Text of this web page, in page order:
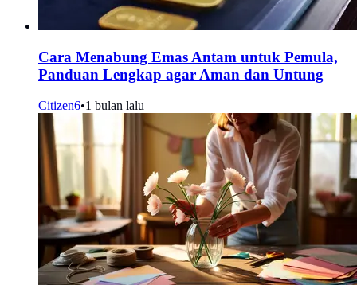
Cara Menabung Emas Antam untuk Pemula,
Panduan Lengkap agar Aman dan Untung
Citizen6•1 bulan lalu